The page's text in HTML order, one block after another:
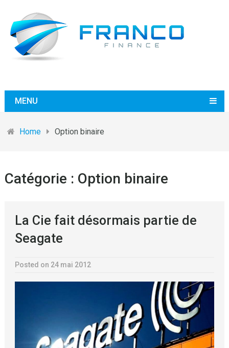
MENU
Home Option binaire
Catégorie : Option binaire
La Cie fait désormais partie de
Seagate
Posted on 24 mai 2012